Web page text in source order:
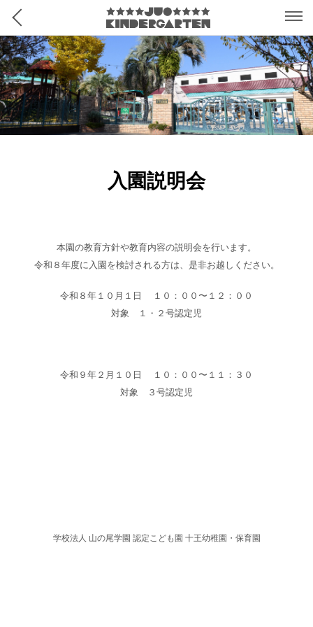
入園説明会
本園の教育方針や教育内容の説明会を行います。
令和８年度に入園を検討される方は、是非お越しください。
令和８年１０月１日 １０：００〜１２：００
対象 １・２号認定児
令和９年２月１０日 １０：００〜１１：３０
対象 ３号認定児
学校法人 山の尾学園 認定こども園 十王幼稚園・保育園